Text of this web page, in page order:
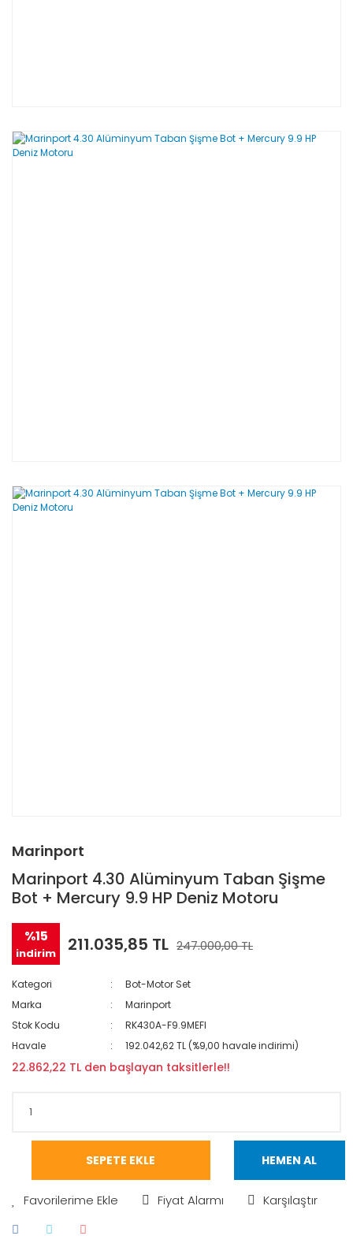
Marinport
Marinport 4.30 Alüminyum Taban Şişme
Bot + Mercury 9.9 HP Deniz Motoru
%15
indirim 211.035,85 TL 247.000,00 TL
Kategori
Bot-Motor Set
Marka
Marinport
Stok Kodu
RK430A-F9.9MEFI
Havale
192.042,62 TL (%9,00 havale indirimi)
22.862,22 TL den başlayan taksitlerle!!
SEPETE EKLE HEMEN AL
Fiyat Alarmı Karşılaştır